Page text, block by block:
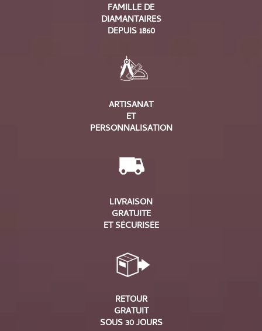
FAMILLE DE
DIAMANTAIRES
DEPUIS 1860
ARTISANAT
ET
PERSONNALISATION
LIVRAISON
GRATUITE
ET SÉCURISÉE
RETOUR
GRATUIT
SOUS 30 JOURS